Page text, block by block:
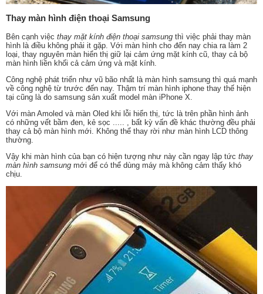
Thay màn hình điện thoại Samsung
Bên cạnh việc thay mặt kính điện thoại samsung thì việc phải thay màn
hình là điều không phải it gặp. Với màn hình cho đến nay chia ra làm 2
loại, thay nguyên màn hiển thị giữ lại cảm ứng mặt kính cũ, thay cả bộ
màn hình liền khối cả cảm ứng và mặt kính.
Công nghệ phát triển như vũ bão nhất là màn hình samsung thì quá mạnh
về công nghệ từ trước đến nay. Thậm trí màn hình iphone thay thế hiện
tại cũng là do samsung sản xuất model màn iPhone X.
Với màn Amoled và màn Oled khi lỗi hiển thị, tức là trên phần hình ảnh
có những vết bầm đen, kẻ sọc ..... , bất kỳ vấn đề khác thường đều phải
thay cả bộ màn hình mới. Không thể thay rời như màn hình LCD thông
thường.
Vậy khi màn hình của bạn có hiện tượng như này cần ngay lập tức thay
màn hình samsung mới để có thể dùng máy mà không cảm thấy khó
chịu.